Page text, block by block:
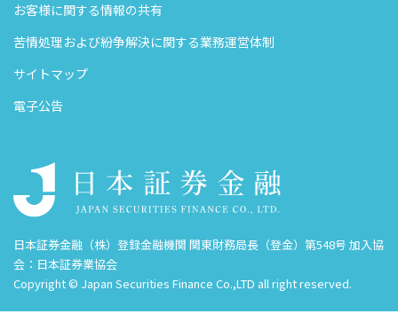
お客様に関する情報の共有
苦情処理および紛争解決に関する業務運営体制
サイトマップ
電子公告
日本証券金融（株）登録金融機関 関東財務局長（登金）第548号 加入協
会：日本証券業協会
Copyright © Japan Securities Finance Co.,LTD all right reserved.